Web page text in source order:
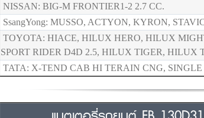
NISSAN: BIG-M FRONTIER1-2 2.7 CC.
SsangYong: MUSSO, ACTYON, KYRON,
TOYOTA: HIACE, HILUX HERO, HILUX
SPORT RIDER D4D 2.5, HILUX TIGER, HILUX
TATA: X-TEND CAB HI TERAIN CNG,